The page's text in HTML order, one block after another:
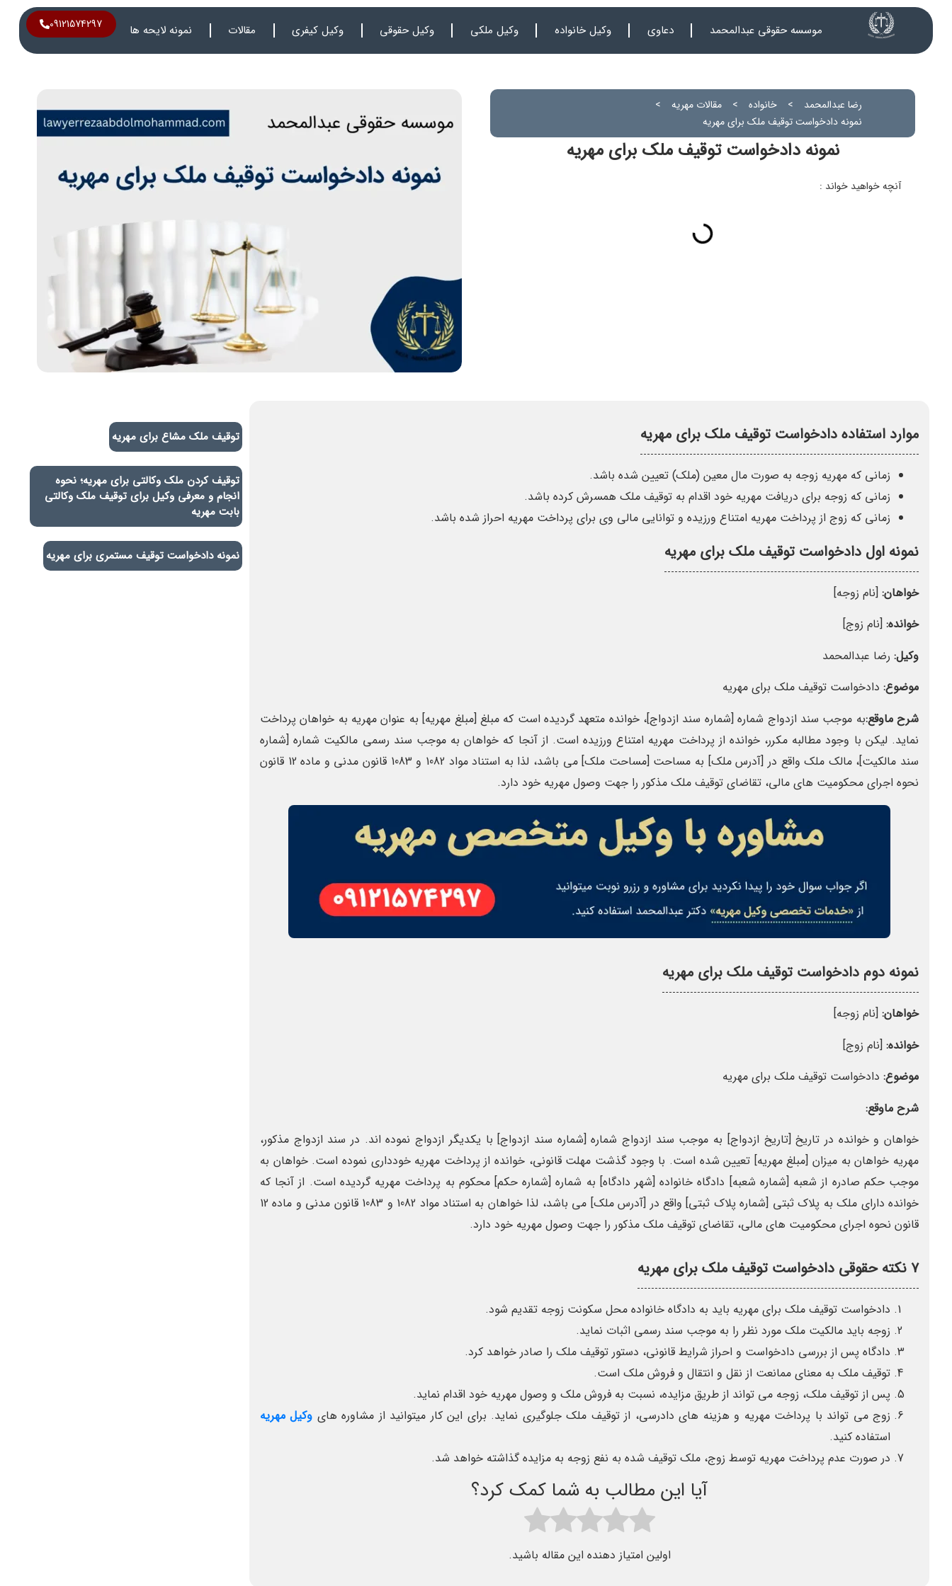
موسسه حقوقی عبدالمحمد دعاوی وکیل خانواده وکیل ملکی وکیل حقوقی وکیل کیفری مقالات نمونه لایحه ها 09121574297
رضا عبدالمحمد > خانواده > مقالات مهریه
>
نمونه دادخواست توقیف ملک برای مهریه
نمونه دادخواست توقیف ملک برای مهریه
آنچه خواهید خواند :
موارد استفاده دادخواست توقیف ملک برای مهریه
زمانی که مهریه زوجه به صورت مال معین (ملک) تعیین شده باشد.
زمانی که زوجه برای دریافت مهریه خود اقدام به توقیف ملک همسرش کرده باشد.
زمانی که زوج از پرداخت مهریه امتناع ورزیده و توانایی مالی وی برای پرداخت مهریه احراز شده باشد.
نمونه اول دادخواست توقیف ملک برای مهریه
خواهان: [نام زوجه]
خوانده: [نام زوج]
وکیل: رضا عبدالمحمد
موضوع: دادخواست توقیف ملک برای مهریه
شرح ماوقع:به موجب سند ازدواج شماره [شماره سند ازدواج]، خوانده متعهد گردیده است که مبلغ [مبلغ مهریه] به عنوان مهریه به خواهان پرداخت
نماید. لیکن با وجود مطالبه مکرر، خوانده از پرداخت مهریه امتناع ورزیده است. از آنجا که خواهان به موجب سند رسمی مالکیت شماره [شماره
سند مالکیت]، مالک ملک واقع در [آدرس ملک] به مساحت [مساحت ملک] می باشد، لذا به استناد مواد 1082 و 1083 قانون مدنی و ماده 12 قانون
نحوه اجرای محکومیت های مالی، تقاضای توقیف ملک مذکور را جهت وصول مهریه خود دارد.
نمونه دوم دادخواست توقیف ملک برای مهریه
خواهان: [نام زوجه]
خوانده: [نام زوج]
موضوع: دادخواست توقیف ملک برای مهریه
شرح ماوقع:
خواهان و خوانده در تاریخ [تاریخ ازدواج] به موجب سند ازدواج شماره [شماره سند ازدواج] با یکدیگر ازدواج نموده اند. در سند ازدواج مذکور،
مهریه خواهان به میزان [مبلغ مهریه] تعیین شده است. با وجود گذشت مهلت قانونی، خوانده از پرداخت مهریه خودداری نموده است. خواهان به
موجب حکم صادره از شعبه [شماره شعبه] دادگاه خانواده [شهر دادگاه] به شماره [شماره حکم] محکوم به پرداخت مهریه گردیده است. از آنجا که
خوانده دارای ملک به پلاک ثبتی [شماره پلاک ثبتی] واقع در [آدرس ملک] می باشد، لذا خواهان به استناد مواد 1082 و 1083 قانون مدنی و ماده 12
قانون نحوه اجرای محکومیت های مالی، تقاضای توقیف ملک مذکور را جهت وصول مهریه خود دارد.
۷ نکته حقوقی دادخواست توقیف ملک برای مهریه
دادخواست توقیف ملک برای مهریه باید به دادگاه خانواده محل سکونت زوجه تقدیم شود.
زوجه باید مالکیت ملک مورد نظر را به موجب سند رسمی اثبات نماید.
دادگاه پس از بررسی دادخواست و احراز شرایط قانونی، دستور توقیف ملک را صادر خواهد کرد.
توقیف ملک به معنای ممانعت از نقل و انتقال و فروش ملک است.
پس از توقیف ملک، زوجه می تواند از طریق مزایده، نسبت به فروش ملک و وصول مهریه خود اقدام نماید.
زوج می تواند با پرداخت مهریه و هزینه های دادرسی، از توقیف ملک جلوگیری نماید. برای این کار میتوانید از مشاوره های وکیل مهریه
استفاده کنید.
در صورت عدم پرداخت مهریه توسط زوج، ملک توقیف شده به نفع زوجه به مزایده گذاشته خواهد شد.
آیا این مطالب به شما کمک کرد؟
اولین امتیاز دهنده این مقاله باشید.
توقیف ملک مشاع برای مهریه
توقیف کردن ملک وکالتی برای مهریه؛ نحوه
انجام و معرفی وکیل برای توقیف ملک وکالتی
بابت مهریه
نمونه دادخواست توقیف مستمری برای مهریه